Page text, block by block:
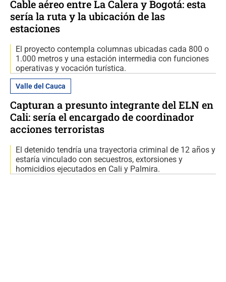
Cable aéreo entre La Calera y Bogotá: esta
sería la ruta y la ubicación de las
estaciones
El proyecto contempla columnas ubicadas cada 800 o
1.000 metros y una estación intermedia con funciones
operativas y vocación turística.
Valle del Cauca
Capturan a presunto integrante del ELN en
Cali: sería el encargado de coordinador
acciones terroristas
El detenido tendría una trayectoria criminal de 12 años y
estaría vinculado con secuestros, extorsiones y
homicidios ejecutados en Cali y Palmira.